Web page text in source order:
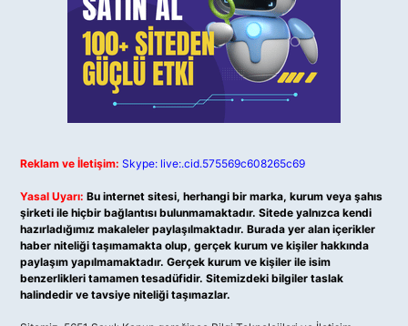
Reklam ve İletişim: Skype: live:.cid.575569c608265c69
Yasal Uyarı: Bu internet sitesi, herhangi bir marka, kurum veya şahıs
şirketi ile hiçbir bağlantısı bulunmamaktadır. Sitede yalnızca kendi
hazırladığımız makaleler paylaşılmaktadır. Burada yer alan içerikler
haber niteliği taşımamakta olup, gerçek kurum ve kişiler hakkında
paylaşım yapılmamaktadır. Gerçek kurum ve kişiler ile isim
benzerlikleri tamamen tesadüfidir. Sitemizdeki bilgiler taslak
halindedir ve tavsiye niteliği taşımazlar.